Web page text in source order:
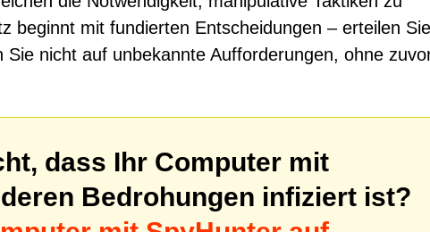
beginnt mit fundierten Entscheidungen – erteilen Sie
nicht auf unbekannte Aufforderungen, ohne
dass Ihr Computer mit
Bedrohungen infiziert ist?